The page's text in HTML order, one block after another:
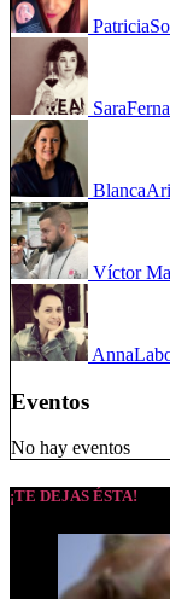
Patricia
Sara
Blanca
Víctor
Anna
Eventos
No hay eventos
¡TE DEJAS ÉSTA!